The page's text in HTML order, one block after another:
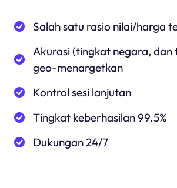
Salah satu rasio nilai/harga
Akurasi (tingkat negara, dan
geo-menargetkan
Kontrol sesi lanjutan
Tingkat keberhasilan 99.5%
Dukungan 24/7